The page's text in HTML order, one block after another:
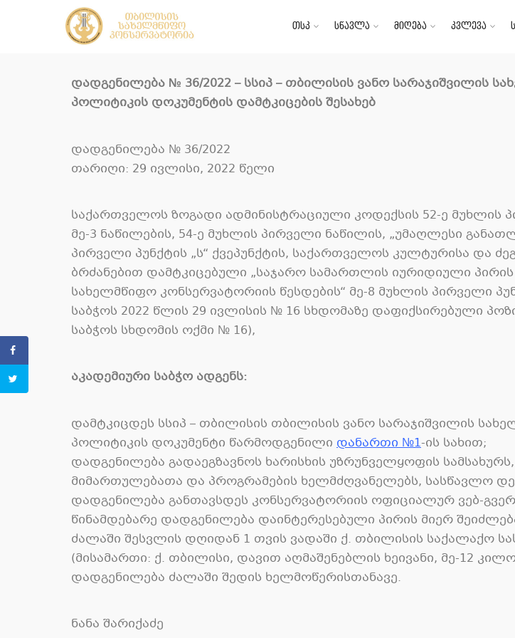
თსკ სწავლა მიღება კვლევა
დადგენილება № 36/2022 – სსიპ – თბილისის ვანო სარაჯიშვილის
პოლიტიკის დოკუმენტის დამტკიცების შესახებ
დადგენილება № 36/2022
თარიღი: 29 ივლისი, 2022 წელი
საქართველოს ზოგადი ადმინისტრაციული კოდექსის 52-ე მუხლის
მე-3 ნაწილების, 54-ე მუხლის პირველი ნაწილის, „უმაღლესი
პირველი პუნქტის „ს“ ქვეპუნქტის, საქართველოს კულტურისა და
ბრძანებით დამტკიცებული „საჯარო სამართლის იურიდიული
სახელმწიფო კონსერვატორიის წესდების“ მე-8 მუხლის პირველი
საბჭოს 2022 წლის 29 ივლისის № 16 სხდომაზე დაფიქსირებული
საბჭოს სხდომის ოქმი № 16),
აკადემიური საბჭო ადგენს:
დამტკიცდეს სსიპ – თბილისის თბილისის ვანო სარაჯიშვილის
პოლიტიკის დოკუმენტი წარმოდგენილი დანართი №1-ის სახით;
დადგენილება გადაეგზავნოს ხარისხის უზრუნველყოფის
მიმართულებათა და პროგრამების ხელმძღვანელებს, სასწავლო
დადგენილება განთავსდეს კონსერვატორიის ოფიციალურ ვებ-
წინამდებარე დადგენილება დაინტერესებული პირის მიერ
ძალაში შესვლის დღიდან 1 თვის ვადაში ქ. თბილისის საქალაქო
(მისამართი: ქ. თბილისი, დავით აღმაშენებლის ხეივანი, მე-12
დადგენილება ძალაში შედის ხელმოწერისთანავე.
ნანა შარიქაძე